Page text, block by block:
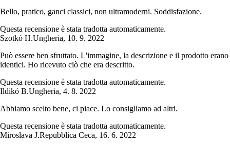
Bello, pratico, ganci classici, non ultramoderni. Soddisfazione.
Questa recensione è stata tradotta automaticamente.
Szotkó H.Ungheria, 10. 9. 2022
Può essere ben sfruttato. L'immagine, la descrizione e il prodotto erano
identici. Ho ricevuto ciò che era descritto.
Questa recensione è stata tradotta automaticamente.
Ildikó B.Ungheria, 4. 8. 2022
Abbiamo scelto bene, ci piace. Lo consigliamo ad altri.
Questa recensione è stata tradotta automaticamente.
Miroslava J.Repubblica Ceca, 16. 6. 2022